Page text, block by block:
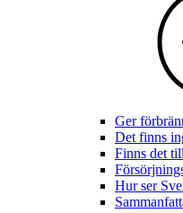
Ger
Det finns
Finns det
Hur ser